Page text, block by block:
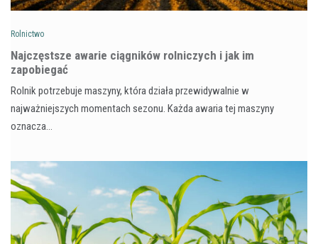
Rolnictwo
Najczęstsze awarie ciągników rolniczych i jak im
zapobiegać
Rolnik potrzebuje maszyny, która działa przewidywalnie w
najważniejszych momentach sezonu. Każda awaria tej maszyny
oznacza…